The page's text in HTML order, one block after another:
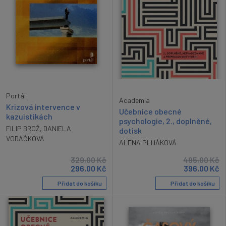
Portál
Krizová intervence v
kazuistikách
FILIP BROŽ, DANIELA
VODÁČKOVÁ
329,00Kč
296,00 Kč
Přidat do košíku
Academia
Učebnice obecné
psychologie, 2., doplněné,
dotisk
ALENA PLHÁKOVÁ
495,00Kč
396,00 Kč
Přidat do košíku